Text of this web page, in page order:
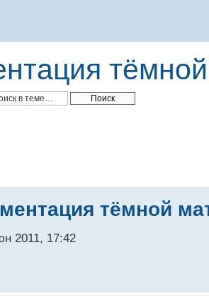
тёмной
2011, 17:42